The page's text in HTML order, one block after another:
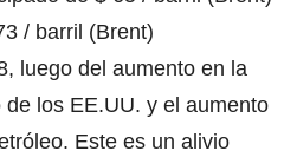
/ barril (Brent)
luego del aumento en la
los EE.UU. y el aumento
Este es un alivio